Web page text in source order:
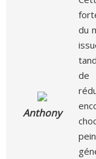
Anthony
du
de